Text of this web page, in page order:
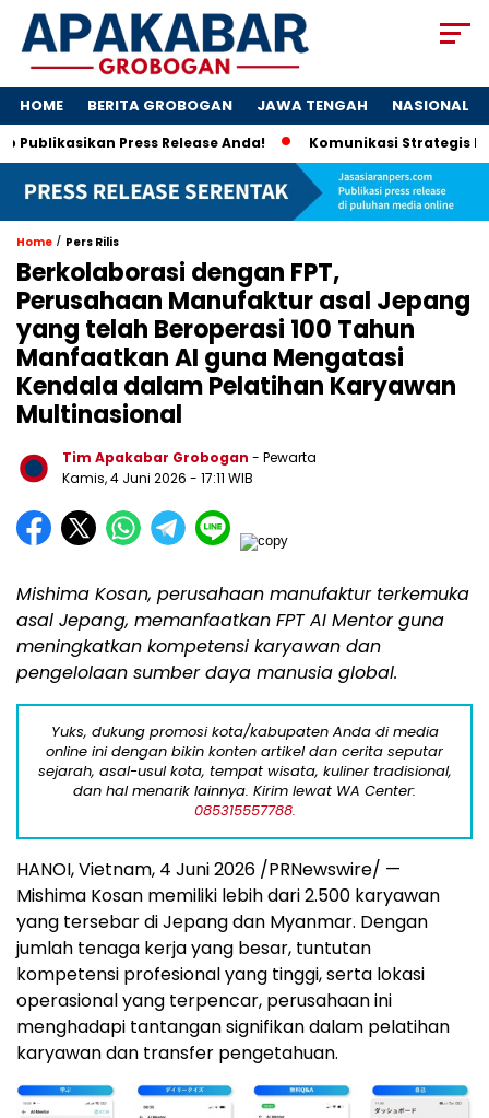
HOME BERITA GROBOGAN JAWA TENGAH NASIONAL
Press Release Anda! Komunikasi Strategis Publikasi
Home / Pers Rilis
Berkolaborasi dengan FPT,
Perusahaan Manufaktur asal Jepang
yang telah Beroperasi 100 Tahun
Manfaatkan AI guna Mengatasi
Kendala dalam Pelatihan Karyawan
Multinasional
Tim Apakabar Grobogan - Pewarta
Kamis, 4 Juni 2026 - 17:11 WIB
Mishima Kosan, perusahaan manufaktur terkemuka
asal Jepang, memanfaatkan FPT AI Mentor guna
meningkatkan kompetensi karyawan dan
pengelolaan sumber daya manusia global.
Yuks, dukung promosi kota/kabupaten Anda di media
online ini dengan bikin konten artikel dan cerita seputar
sejarah, asal-usul kota, tempat wisata, kuliner tradisional,
dan hal menarik lainnya. Kirim lewat WA Center:
085315557788.
HANOI, Vietnam, 4 Juni 2026 /PRNewswire/ —
Mishima Kosan memiliki lebih dari 2.500 karyawan
yang tersebar di Jepang dan Myanmar. Dengan
jumlah tenaga kerja yang besar, tuntutan
kompetensi profesional yang tinggi, serta lokasi
operasional yang terpencar, perusahaan ini
menghadapi tantangan signifikan dalam pelatihan
karyawan dan transfer pengetahuan.